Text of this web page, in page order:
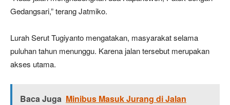
Gedangsari,” terang Jatmiko.
Lurah Serut Tugiyanto mengatakan, masyarakat selama
puluhan tahun menunggu. Karena jalan tersebut merupakan
akses utama.
Baca Juga Minibus Masuk Jurang di Jalan